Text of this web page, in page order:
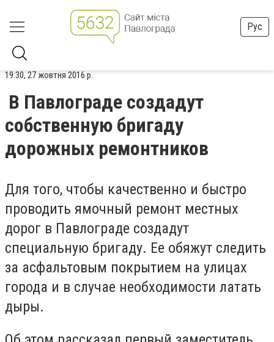
Рус
19:30, 27 жовтня 2016 р.
В Павлограде создадут
собственную бригаду
дорожных ремонтников
Для того, чтобы качественно и быстро
проводить ямочный ремонт местных
дорог в Павлограде создадут
специальную бригаду. Ее обяжут следить
за асфальтовым покрытием на улицах
города и в случае необходимости латать
дыры.